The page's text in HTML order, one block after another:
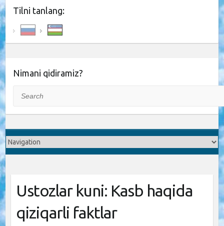
Tilni tanlang:
Nimani qidiramiz?
Ustozlar kuni: Kasb haqida
qiziqarli faktlar